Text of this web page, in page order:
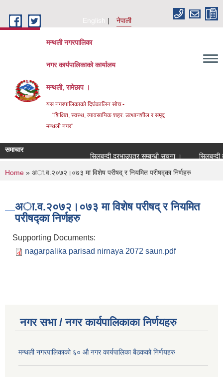
English
नेपाली
मन्थली नगरपालिका
नगर कार्यपालिकाको कार्यालय
मन्थली, रामेछाप ।
यस नगरपालिकाको दिर्घकालिन सोच:-
"शिक्षित, स्वस्थ, व्यावसायिक शहर: उत्थानशील र समृद्व
मन्थली नगर"
समाचार
सिलबन्दी दरभाउपत्र सम्बन्धी सूचना ।
सिलबन्दी
You are here
Home » अा‍.व.२०७२।०७३ मा विशेष परीषद् र नियमित परीषद्का निर्णहरु
अा‍.व.२०७२।०७३ मा विशेष परीषद् र नियमित
परीषद्का निर्णहरु
Supporting Documents:
nagarpalika parisad nirnaya 2072 saun.pdf
नगर सभा / नगर कार्यपालिकाका निर्णयहरु
मन्थली नगरपालिकाको ६० औ नगर कार्यपालिका बैठकको निर्णयहरु